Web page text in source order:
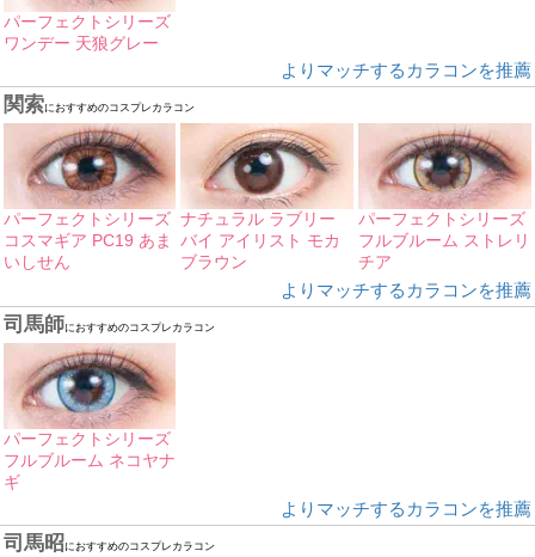
パーフェクトシリーズ
ワンデー 天狼グレー
よりマッチするカラコンを推薦
関索におすすめのコスプレカラコン
パーフェクトシリーズ
コスマギア PC19 あま
いしせん
ナチュラル ラブリー
バイ アイリスト モカ
ブラウン
パーフェクトシリーズ
フルブルーム ストレリ
チア
よりマッチするカラコンを推薦
司馬師におすすめのコスプレカラコン
パーフェクトシリーズ
フルブルーム ネコヤナ
ギ
よりマッチするカラコンを推薦
司馬昭におすすめのコスプレカラコン